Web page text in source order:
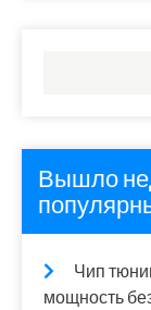
Вышло
Чип
мощность